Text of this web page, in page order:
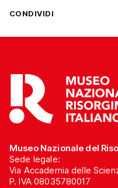
CONDIVIDI
Museo Nazionale del
Sede legale:
Via Accademia delle
P. IVA 08035780017